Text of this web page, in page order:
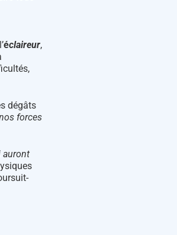
éclaireur,
dégâts
forces
auront